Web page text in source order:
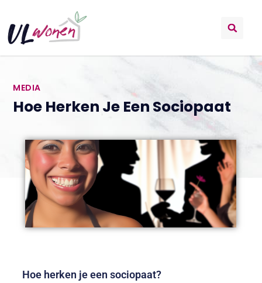
MEDIA
Hoe Herken Je Een Sociopaat
Hoe herken je een sociopaat?